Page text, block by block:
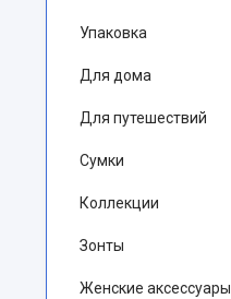
Упаковка
Для дома
Для путешествий
Сумки
Коллекции
Зонты
Женские аксессуары